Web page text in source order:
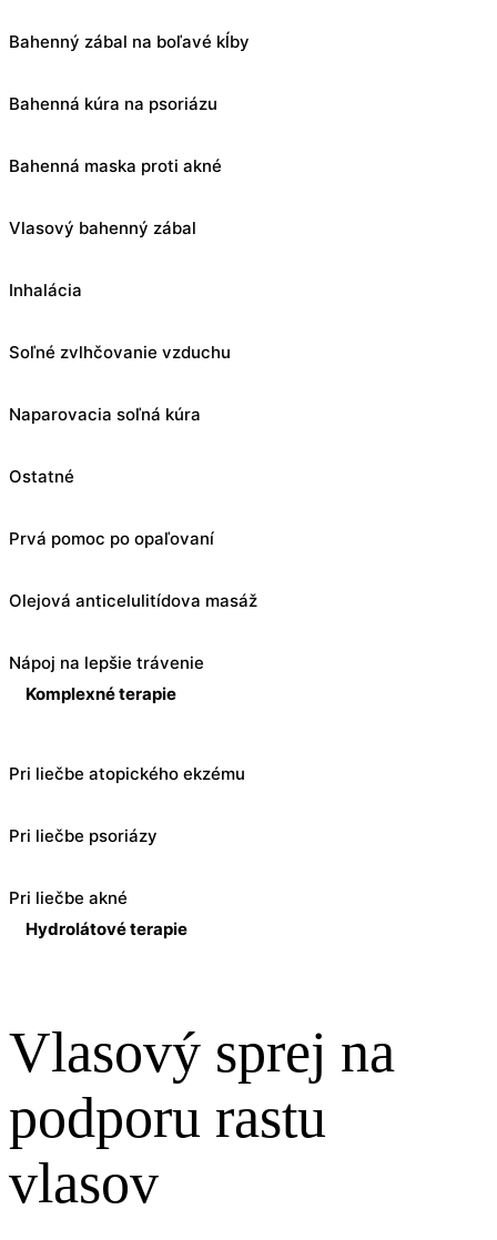
Bahenný zábal na boľavé kĺby
Bahenná kúra na psoriázu
Bahenná maska proti akné
Vlasový bahenný zábal
Inhalácia
Soľné zvlhčovanie vzduchu
Naparovacia soľná kúra
Ostatné
Prvá pomoc po opaľovaní
Olejová anticelulitídova masáž
Nápoj na lepšie trávenie
Komplexné terapie
Pri liečbe atopického ekzému
Pri liečbe psoriázy
Pri liečbe akné
Hydrolátové terapie
Vlasový sprej na
podporu rastu
vlasov